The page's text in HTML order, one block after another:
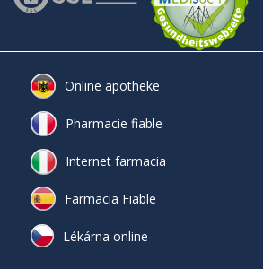
Online apotheke
Pharmacie fiable
Internet farmacia
Farmacia Fiable
Lékárna online